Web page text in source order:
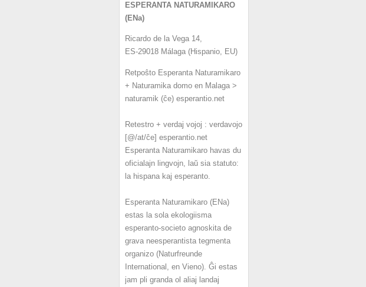
ESPERANTA NATURAMIKARO
(ENa)
Ricardo de la Vega 14,
ES-29018 Málaga (Hispanio, EU)
Retpoŝto Esperanta Naturamikaro
+ Naturamika domo en Malaga >
naturamik (ĉe) esperantio.net
Retestro + verdaj vojoj : verdavojo
[@/at/ĉe] esperantio.net
Esperanta Naturamikaro havas du
oficialajn lingvojn, laŭ sia statuto:
la hispana kaj esperanto.
Esperanta Naturamikaro (ENa)
estas la sola ekologiisma
esperanto-societo agnoskita de
grava neesperantista tegmenta
organizo (Naturfreunde
International, en Vieno). Ĝi estas
jam pli granda ol aliaj landaj